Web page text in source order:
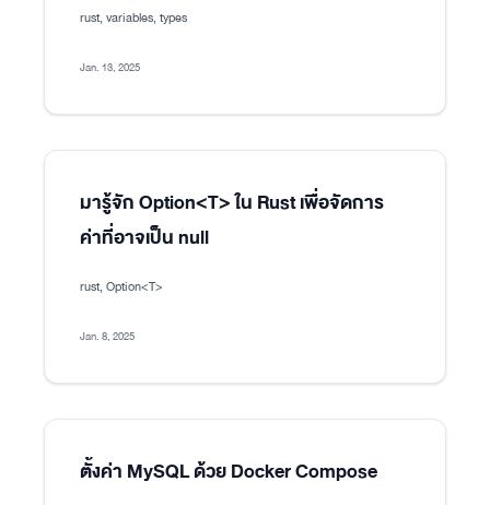
rust, variables, types
Jan. 13, 2025
มารู้จัก Option<T> ใน Rust เพื่อจัดการ
ค่าที่อาจเป็น null
rust, Option<T>
Jan. 8, 2025
ตั้งค่า MySQL ด้วย Docker Compose